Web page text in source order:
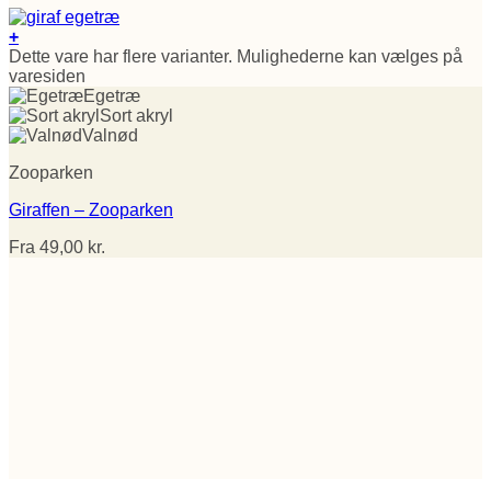
+
Dette vare har flere varianter. Mulighederne kan vælges på
varesiden
Egetræ
Sort akryl
Valnød
Zooparken
Giraffen – Zooparken
Fra 49,00 kr.